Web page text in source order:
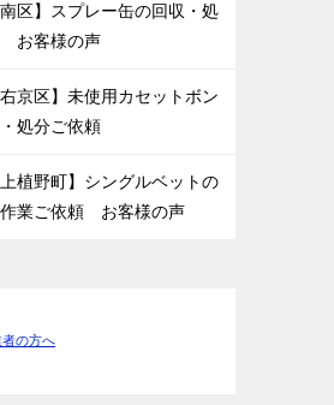
南区】スプレー缶の回収・処
お客様の声
右京区】未使用カセットボン
処分ご依頼
上植野町】シングルベットの
業ご依頼 お客様の声
の方へ